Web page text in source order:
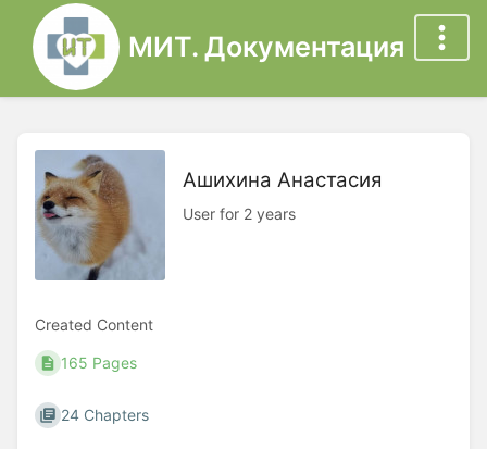
МИТ. Документация
Ашихина Анастасия
User for 2 years
Created Content
165 Pages
24 Chapters